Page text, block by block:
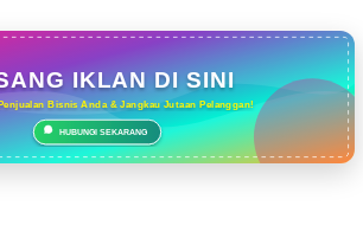
IKLAN DI SINI
Bisnis Anda & Jangkau Jutaan Pelanggan!
HUBUNGI SEKARANG